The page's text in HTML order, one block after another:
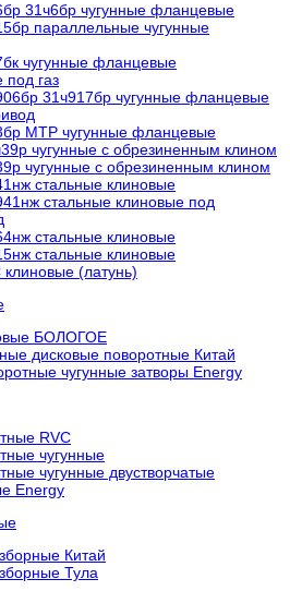
31ч6бр чугунные фланцевые
параллельные чугунные
чугунные фланцевые
под газ
31ч917бр чугунные фланцевые
МТР чугунные фланцевые
чугунные с обрезиненным клином
чугунные с обрезиненным клином
стальные клиновые
стальные клиновые под
стальные клиновые
стальные клиновые
(латунь)
БОЛОГОЕ
дисковые поворотные Китай
чугунные затворы Energy
RVC
чугунные
чугунные двустворчатые
Energy
Китай
Тула